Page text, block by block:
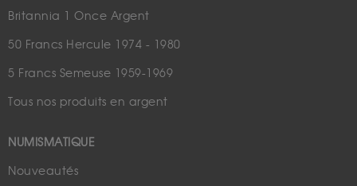
Britannia 1 Once Argent
50 Francs Hercule 1974 - 1980
5 Francs Semeuse 1959-1969
Tous nos produits en argent
NUMISMATIQUE
Nouveautés